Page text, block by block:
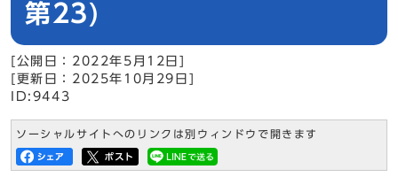
第23)
[公開日：2022年5月12日]
[更新日：2025年10月29日]
ID:9443
ソーシャルサイトへのリンクは別ウィンドウで開きます